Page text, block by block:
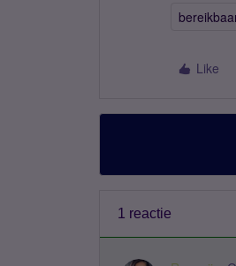
Like
1 reactie